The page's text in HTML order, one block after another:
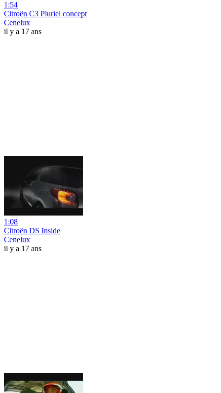
1:54
Citroën C3 Pluriel concept
Cenelux
il y a 17 ans
1:08
Citroën DS Inside
Cenelux
il y a 17 ans